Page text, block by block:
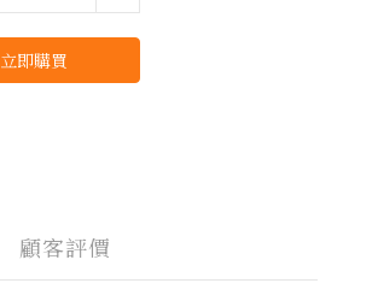
立即購買
顧客評價